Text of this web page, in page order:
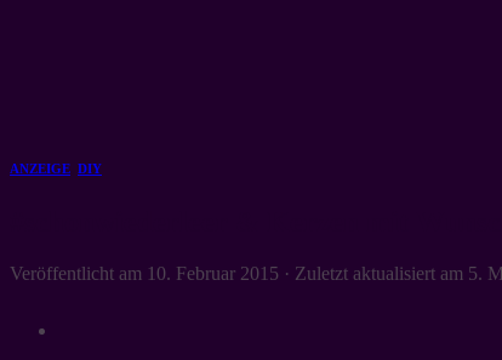
ANZEIGE DIY
Veröffentlicht am 10. Februar 2015 · Zuletzt aktualisiert am 5.